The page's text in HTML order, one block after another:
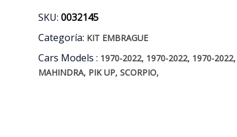
SKU:0032145
Categoría: KIT EMBRAGUE
Cars Models : 1970-2022, 1970-2022, 1970-2022
MAHINDRA, PIK UP,SCORPIO,